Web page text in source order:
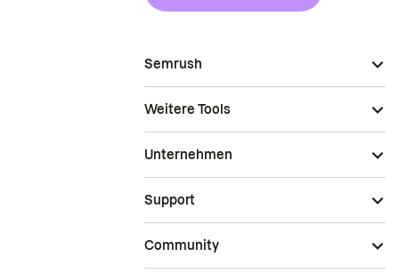
Semrush
Weitere Tools
Unternehmen
Support
Community